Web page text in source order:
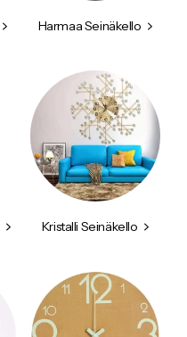
Harmaa Seinäkello
Kristalli Seinäkello